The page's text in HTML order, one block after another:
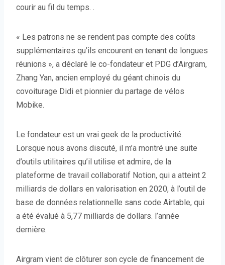
courir au fil du temps. .
« Les patrons ne se rendent pas compte des coûts
supplémentaires qu’ils encourent en tenant de longues
réunions », a déclaré le co-fondateur et PDG d’Airgram,
Zhang Yan, ancien employé du géant chinois du
covoiturage Didi et pionnier du partage de vélos
Mobike.
Le fondateur est un vrai geek de la productivité.
Lorsque nous avons discuté, il m’a montré une suite
d’outils utilitaires qu’il utilise et admire, de la
plateforme de travail collaboratif Notion, qui a atteint 2
milliards de dollars en valorisation en 2020, à l’outil de
base de données relationnelle sans code Airtable, qui
a été évalué à 5,77 milliards de dollars. l’année
dernière.
Airgram vient de clôturer son cycle de financement de